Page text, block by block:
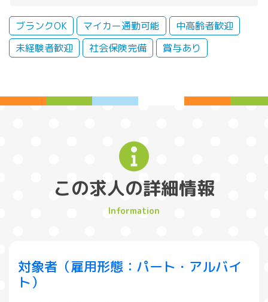
ブランクOK マイカー通勤可能
中高齢者歓迎
未経験者歓迎
社会保険完備 賞与あり
この求人の詳細情報
対象者（雇用形態：パート・アルバイ
ト）